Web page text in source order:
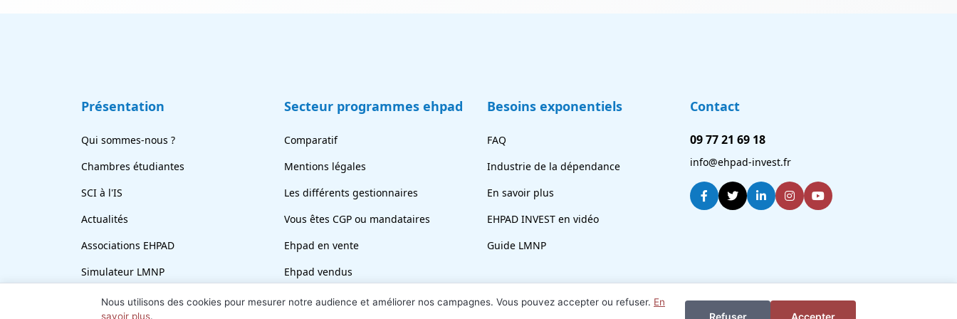
Présentation
Qui sommes-nous ?
Chambres étudiantes
SCI à l'IS
Actualités
Associations EHPAD
Simulateur LMNP
En bref
Secteur programmes ehpad
Comparatif
Mentions légales
Les différents gestionnaires
Vous êtes CGP ou mandataires
Ehpad en vente
Ehpad vendus
Revendez votre chambre
Besoins exponentiels
FAQ
Industrie de la dépendance
En savoir plus
EHPAD INVEST en vidéo
Guide LMNP
Contact
09 77 21 69 18
info@ehpad-invest.fr
Je veux investir ou revendre
Nous utilisons des cookies pour mesurer notre audience et améliorer nos campagnes. Vous pouvez accepter ou refuser. En
savoir plus. Refuser Accepter